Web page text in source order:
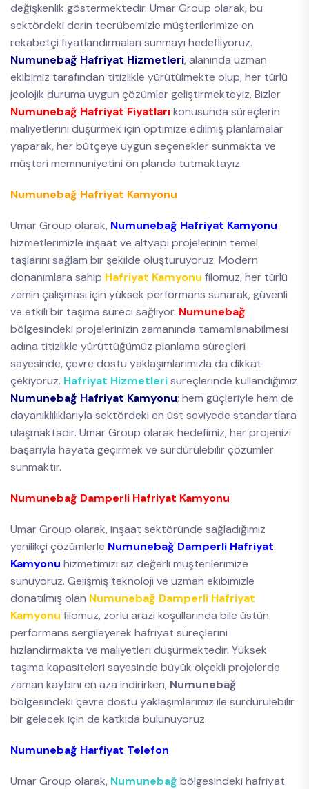
değişkenlik göstermektedir. Umar Group olarak, bu
sektördeki derin tecrübemizle müşterilerimize en
rekabetçi fiyatlandırmaları sunmayı hedefliyoruz.
Numunebağ Hafriyat Hizmetleri, alanında uzman
ekibimiz tarafından titizlikle yürütülmekte olup, her türlü
jeolojik duruma uygun çözümler geliştirmekteyiz. Bizler
Numunebağ Hafriyat Fiyatlarıkonusunda süreçlerin
maliyetlerini düşürmek için optimize edilmiş planlamalar
yaparak, her bütçeye uygun seçenekler sunmakta ve
müşteri memnuniyetini ön planda tutmaktayız.
Numunebağ Hafriyat Kamyonu
Umar Group olarak, Numunebağ Hafriyat Kamyonu
hizmetlerimizle inşaat ve altyapı projelerinin temel
taşlarını sağlam bir şekilde oluşturuyoruz. Modern
donanımlara sahip Hafriyat Kamyonu filomuz, her türlü
zemin çalışması için yüksek performans sunarak, güvenli
ve etkili bir taşıma süreci sağlıyor. Numunebağ
bölgesindeki projelerinizin zamanında tamamlanabilmesi
adına titizlikle yürüttüğümüz planlama süreçleri
sayesinde, çevre dostu yaklaşımlarımızla da dikkat
çekiyoruz. Hafriyat Hizmetlerisüreçlerinde kullandığımız
Numunebağ Hafriyat Kamyonu; hem güçleriyle hem de
dayanıklılıklarıyla sektördeki en üst seviyede standartlara
ulaşmaktadır. Umar Group olarak hedefimiz, her projenizi
başarıyla hayata geçirmek ve sürdürülebilir çözümler
sunmaktır.
Numunebağ Damperli Hafriyat Kamyonu
Umar Group olarak, inşaat sektöründe sağladığımız
yenilikçi çözümlerle Numunebağ Damperli Hafriyat
Kamyonu hizmetimizi siz değerli müşterilerimize
sunuyoruz. Gelişmiş teknoloji ve uzman ekibimizle
donatılmış olan Numunebağ Damperli Hafriyat
Kamyonu filomuz, zorlu arazi koşullarında bile üstün
performans sergileyerek hafriyat süreçlerini
hızlandırmakta ve maliyetleri düşürmektedir. Yüksek
taşıma kapasiteleri sayesinde büyük ölçekli projelerde
zaman kaybını en aza indirirken, Numunebağ
bölgesindeki çevre dostu yaklaşımlarımız ile sürdürülebilir
bir gelecek için de katkıda bulunuyoruz.
Numunebağ Harfiyat Telefon
Umar Group olarak, Numunebağ bölgesindeki hafriyat